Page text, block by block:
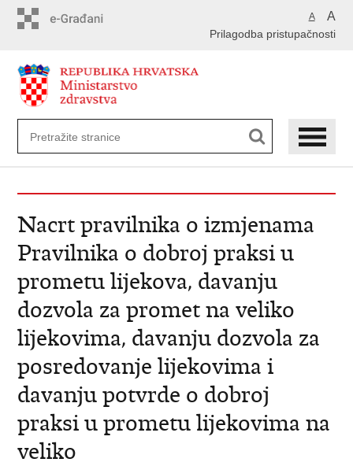
A A
Prilagodba pristupačnosti
Nacrt pravilnika o izmjenama
Pravilnika o dobroj praksi u
prometu lijekova, davanju
dozvola za promet na veliko
lijekovima, davanju dozvola za
posredovanje lijekovima i
davanju potvrde o dobroj
praksi u prometu lijekovima na
veliko